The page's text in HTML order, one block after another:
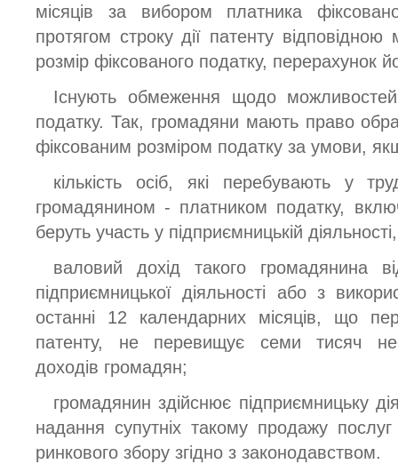
місяців за вибором платника
протягом строку дії патенту
розмір фіксованого податку, перерахунок
Існують обмеження щодо можливостей
податку. Так, громадяни мають право
фіксованим розміром податку за умови,
кількість осіб, які перебувають у
громадянином - платником податку,
беруть участь у підприємницькій
валовий дохід такого громадянина
підприємницької діяльності або з
останні 12 календарних місяців, що
патенту, не перевищує семи тисяч
доходів громадян;
громадянин здійснює підприємницьку
надання супутніх такому продажу
ринкового збору згідно з законодавством.